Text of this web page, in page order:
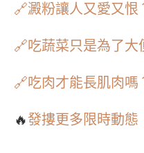
🔗澱粉讓人又愛又恨
🔗吃蔬菜只是為了大
🔗吃肉才能長肌肉嗎
🔥發摟更多限時動態